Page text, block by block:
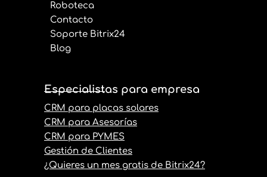
Roboteca
Contacto
Soporte Bitrix24
Blog
Especialistas para empresa
CRM para placas solares
CRM para Asesorías
CRM para PYMES
Gestión de Clientes
¿Quieres un mes gratis de Bitrix24?